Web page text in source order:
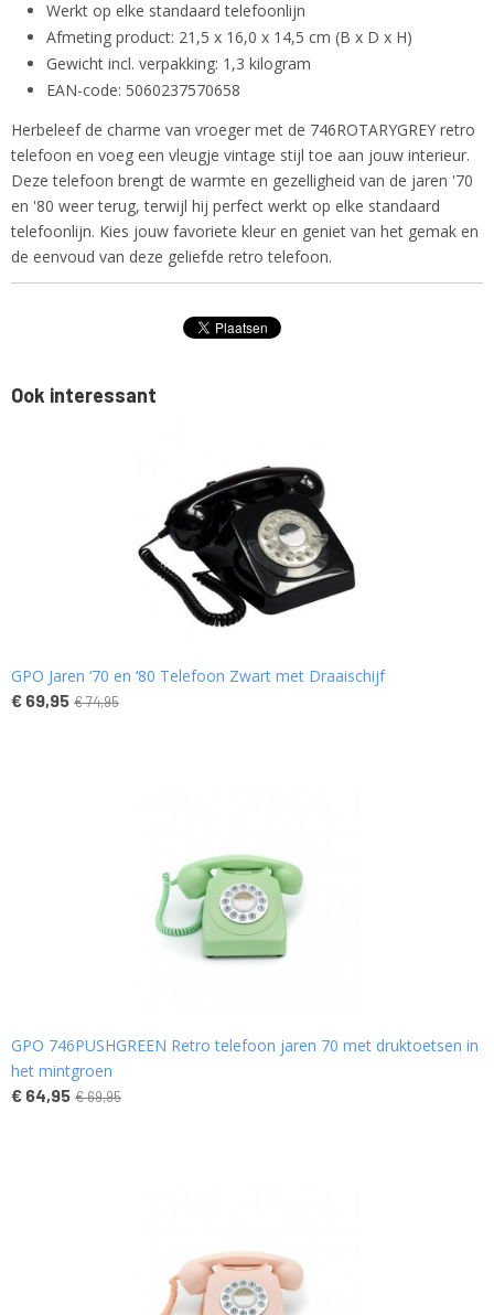
Werkt op elke standaard telefoonlijn
Afmeting product: 21,5 x 16,0 x 14,5 cm (B x D x H)
Gewicht incl. verpakking: 1,3 kilogram
EAN-code: 5060237570658
Herbeleef de charme van vroeger met de 746ROTARYGREY retro
telefoon en voeg een vleugje vintage stijl toe aan jouw interieur.
Deze telefoon brengt de warmte en gezelligheid van de jaren '70
en '80 weer terug, terwijl hij perfect werkt op elke standaard
telefoonlijn. Kies jouw favoriete kleur en geniet van het gemak en
de eenvoud van deze geliefde retro telefoon.
Ook interessant
GPO Jaren ‘70 en ‘80 Telefoon Zwart met Draaischijf
€ 69,95 € 74,95
GPO 746PUSHGREEN Retro telefoon jaren 70 met druktoetsen in
het mintgroen
€ 64,95 € 69,95